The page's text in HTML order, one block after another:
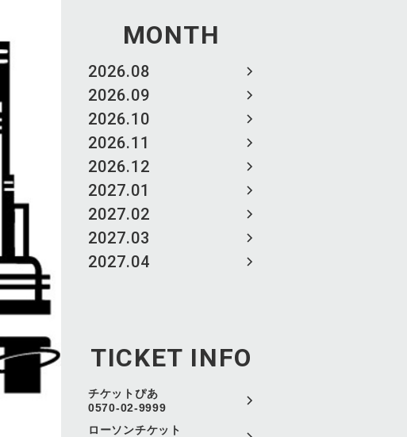
MONTH
2026.08
2026.09
2026.10
2026.11
2026.12
2027.01
2027.02
2027.03
2027.04
TICKET INFO
チケットぴあ
0570-02-9999
ローソンチケット